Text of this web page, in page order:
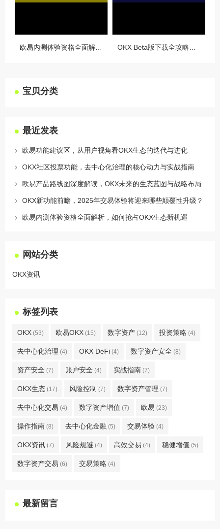
宝贝分类
最近发表
欧易功能建议区，从用户视角看OKX生态的迭代与进化
OKX社区投票功能，去中心化治理的核心动力与实战指南
欧易产品路线图深度解读，OKX未来的生态蓝图与战略布局
OKX新功能前瞻，2025年交易体验将迎来哪些颠覆性升级？
欧易内测体验资格全面解析，如何抢占OKX生态新机遇
网站分类
OKX资讯
标签列表
OKX (53) 欧易OKX (15) 数字资产 (12) 投资策略 (4)
去中心化治理 (4) OKX DeFi (4) 数字资产安全 (8)
资产安全 (7) 账户安全 (4) 实战指南 (7)
OKX生态 (17) 风险控制 (7) 数字资产管理 (7)
去中心化交易 (4) 数字资产增值 (7) 欧易 (23)
操作指南 (8) 去中心化金融 (5) 交易体验 (4)
OKX资讯 (7) 风险规避 (4) 高效交易 (4) 稳健增值 (5)
数字资产交易 (6) 交易策略 (4)
最新留言